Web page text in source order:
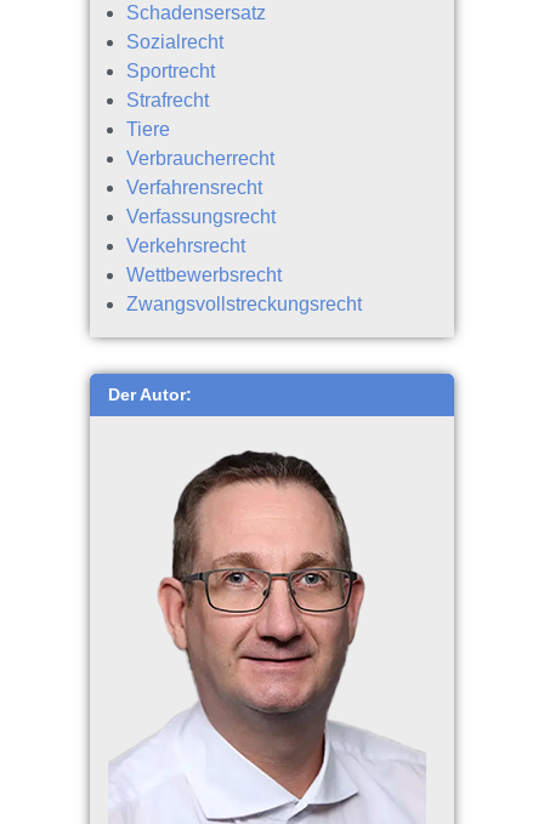
Schadensersatz
Sozialrecht
Sportrecht
Strafrecht
Tiere
Verbraucherrecht
Verfahrensrecht
Verfassungsrecht
Verkehrsrecht
Wettbewerbsrecht
Zwangsvollstreckungsrecht
Der Autor: